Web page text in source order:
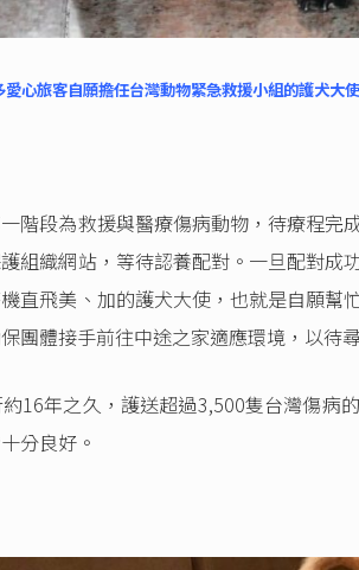
心旅客自願擔任台灣動物緊急救援小組的護犬大
階段為救援與醫療傷病動物，待療程
組織網站，等待認養配對。一旦配對
直飛美、加的護犬大使，也就是自願
團體接手前往中途之家適應環境，以待
16年之久，護送超過3,500隻台灣傷病
分良好。